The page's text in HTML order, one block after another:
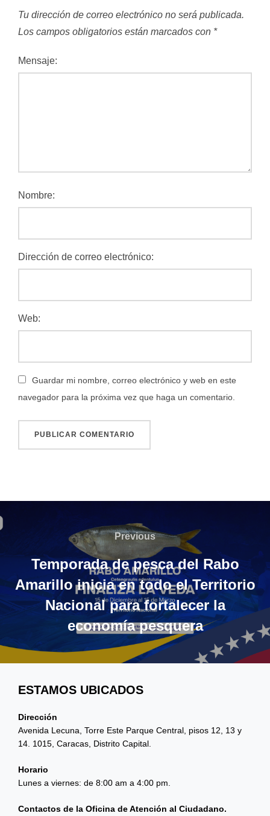
Tu dirección de correo electrónico no será publicada.
Los campos obligatorios están marcados con *
Mensaje:
Nombre:
Dirección de correo electrónico:
Web:
Guardar mi nombre, correo electrónico y web en este
navegador para la próxima vez que haga un comentario.
Navegación
entradas
Previous
Previous
Temporada de pesca del Rabo
Amarillo inicia en todo el Territorio
Nacional para fortalecer la
economía pesquera
ESTAMOS UBICADOS
Dirección
Avenida Lecuna, Torre Este Parque Central, pisos 12, 13 y
14. 1015, Caracas, Distrito Capital.
Horario
Lunes a viernes: de 8:00 am a 4:00 pm.
Contactos de la Oficina de Atención al Ciudadano.